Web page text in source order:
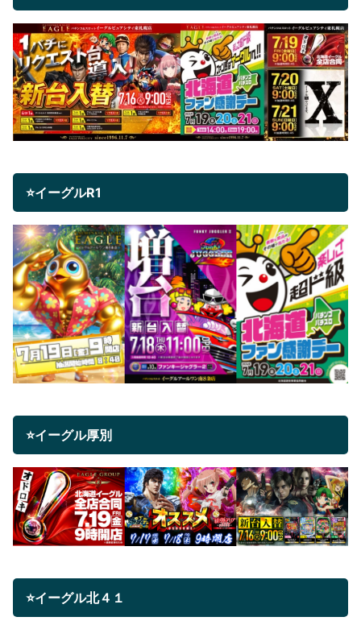
⭐イーグルR1
⭐イーグル厚別
⭐イーグル北４１